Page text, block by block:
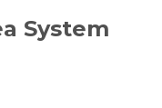
System